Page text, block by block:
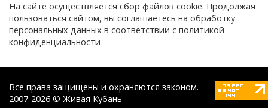
На сайте осуществляется сбор файлов cookie. Продолжая
пользоваться сайтом, вы соглашаетесь на обработку
персональных данных в соответствии с политикой
конфиденциальности
Все права защищены и охраняются законом.
2007-2026 © Живая Кубань